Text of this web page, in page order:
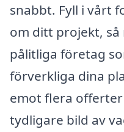
snabbt. Fyll i vårt
om ditt projekt, så
pålitliga företag
förverkliga dina
emot flera offerter
tydligare bild av